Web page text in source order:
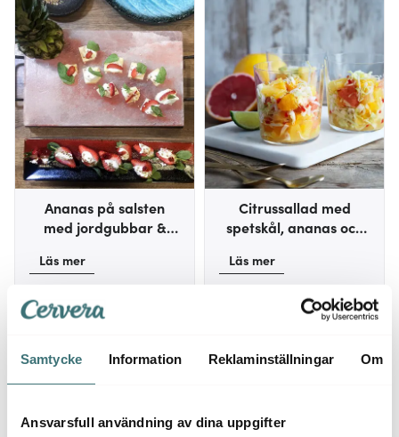
Samtycke Information Reklaminställningar Om
Ansvarsfull användning av dina uppgifter
Ananas på salsten
med jordgubbar &
Läs mer
Citrussallad med
spetskål, ananas och
Läs mer